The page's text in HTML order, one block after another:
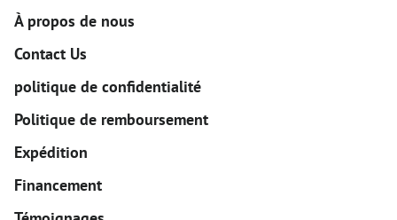
À propos de nous
Contact Us
politique de confidentialité
Politique de remboursement
Expédition
Financement